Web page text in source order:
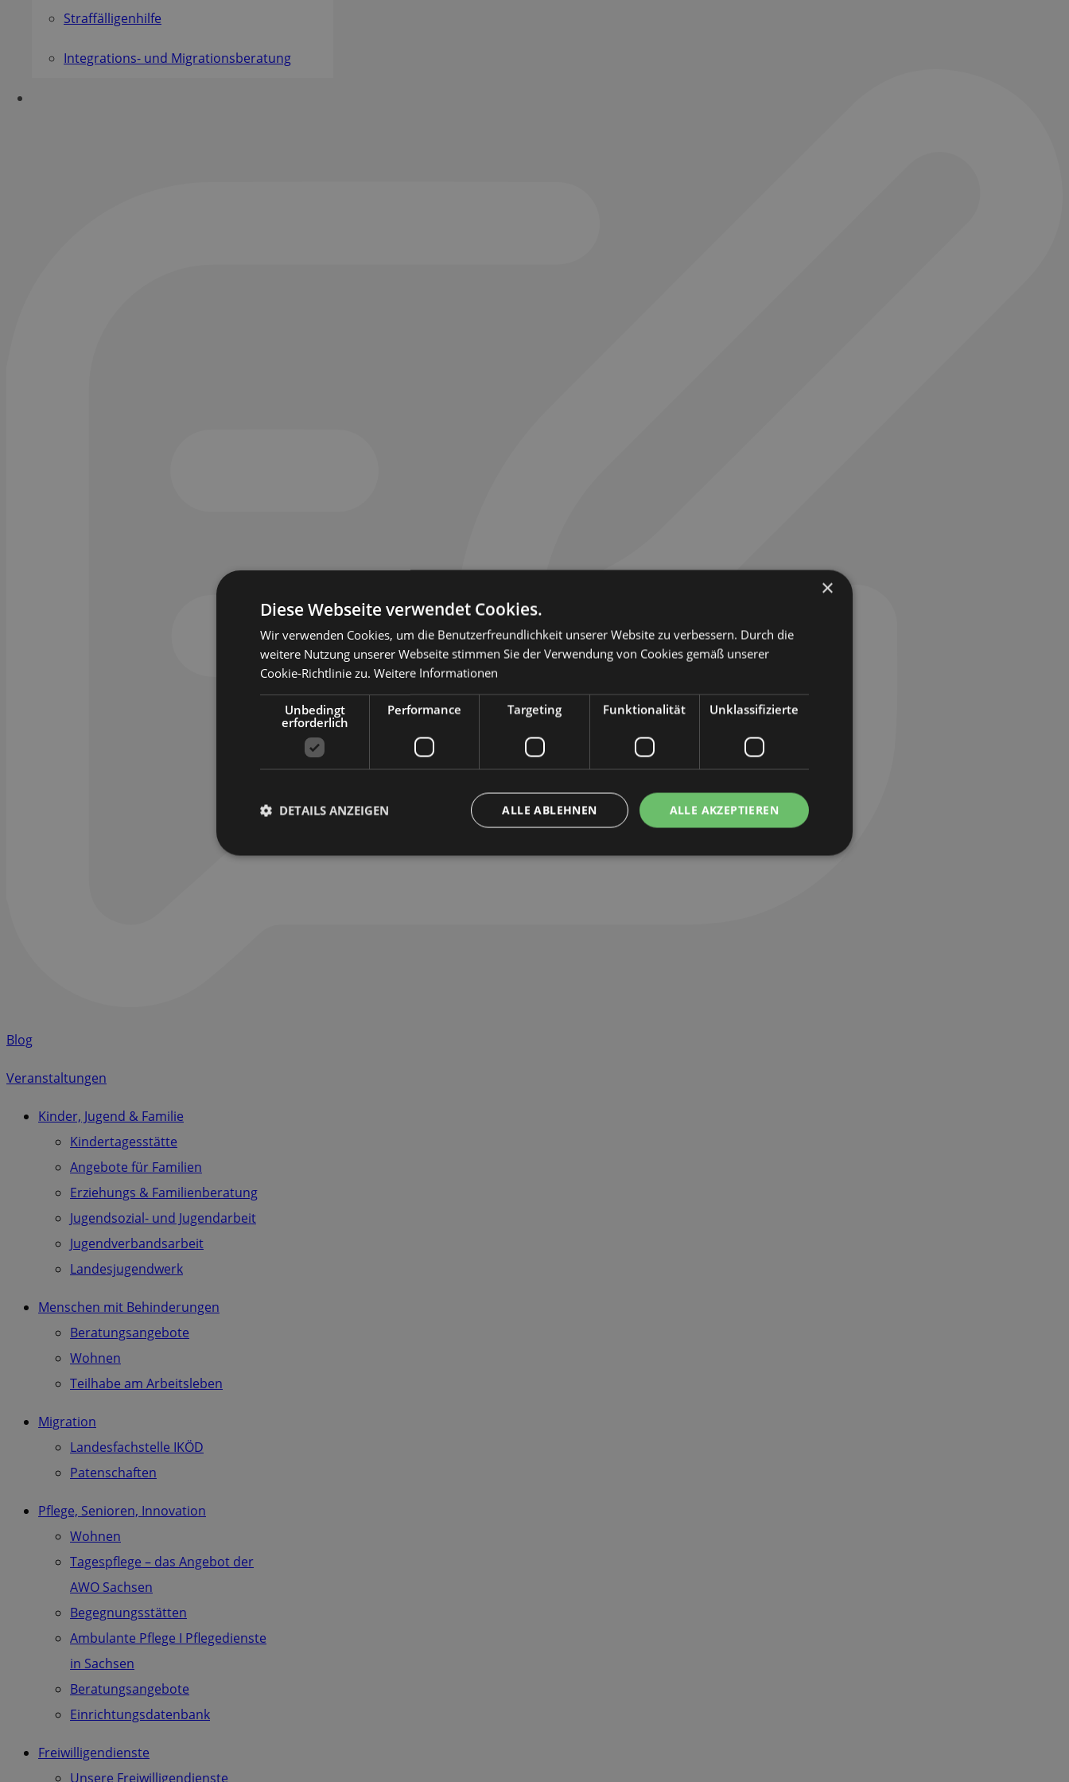
Straffälligenhilfe
Integrations- und Migrationsberatung
Blog
Veranstaltungen
Kinder, Jugend & Familie
Kindertagesstätte
Angebote für Familien
Erziehungs & Familienberatung
Jugendsozial- und Jugendarbeit
Jugendverbandsarbeit
Landesjugendwerk
Menschen mit Behinderungen
Beratungsangebote
Wohnen
Teilhabe am Arbeitsleben
Migration
Landesfachstelle IKÖD
Patenschaften
Pflege, Senioren, Innovation
Wohnen
Tagespflege – das Angebot der
AWO Sachsen
Begegnungsstätten
Ambulante Pflege I Pflegedienste
in Sachsen
Beratungsangebote
Einrichtungsdatenbank
Freiwilligendienste
Unsere Freiwilligendienste
×
Diese Webseite verwendet Cookies.
Wir verwenden Cookies, um die Benutzerfreundlichkeit unserer Website zu verbessern. Durch die
weitere Nutzung unserer Webseite stimmen Sie der Verwendung von Cookies gemäß unserer
Cookie-Richtlinie zu. Weitere Informationen
Unbedingt
erforderlich
Performance Targeting Funktionalität Unklassifizierte
ALLE AKZEPTIEREN
ALLE ABLEHNEN
DETAILS ANZEIGEN